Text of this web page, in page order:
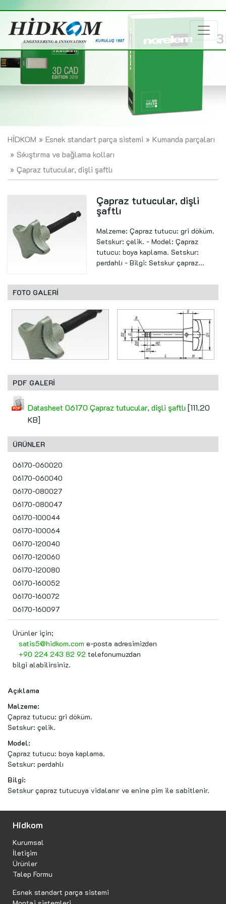
HİDKOM Esnek standart parça sistemi
Kumanda parçaları
Sıkıştırma ve bağlama kolları
Çapraz tutucular, dişli şaftlı
Çapraz tutucular, dişli
şaftlı
Malzeme: Çapraz tutucu: gri döküm.
Setskur: çelik. - Model: Çapraz
tutucu: boya kaplama. Setskur:
perdahlı - Bilgi: Setskur çapraz...
FOTO GALERİ
PDF GALERİ
Datasheet 06170 Çapraz tutucular, dişli şaftlı [111.20
KB]
ÜRÜNLER
06170-060020
06170-060040
06170-080027
06170-080047
06170-100044
06170-100064
06170-120040
06170-120060
06170-120080
06170-160052
06170-160072
06170-160097
Ürünler için;
satis5@hidkom.com e-posta adresimizden
+90 224 243 82 92 telefonumuzdan
bilgi alabilirsiniz.
Açıklama
Malzeme:
Çapraz tutucu: gri döküm.
Setskur: çelik.
Model:
Çapraz tutucu: boya kaplama.
Setskur: perdahlı
Bilgi:
Setskur çapraz tutucuya vidalanır ve enine pim ile sabitlenir.
Hidkom
Kurumsal
İletişim
Ürünler
Talep Formu
Esnek standart parça sistemi